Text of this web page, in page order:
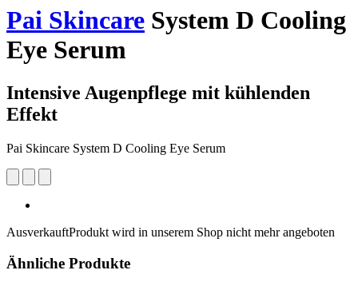
Pai Skincare System D Cooling
Eye Serum
Intensive Augenpflege mit kühlenden
Effekt
Pai Skincare System D Cooling Eye Serum
AusverkauftProdukt wird in unserem Shop nicht mehr angeboten
Ähnliche Produkte